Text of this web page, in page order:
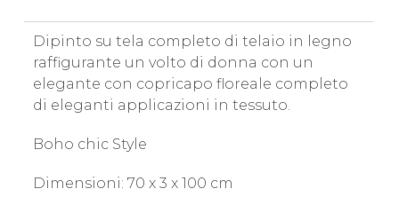
Dipinto su tela completo di telaio in legno
raffigurante un volto di donna con un
elegante con copricapo floreale completo
di eleganti applicazioni in tessuto.
Boho chic Style
Dimensioni: 70 x 3 x 100 cm